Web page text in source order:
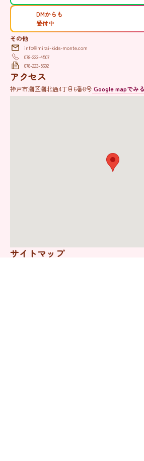
DMからも
受付中
その他
info@mirai-kids-monte.com
078-223-4507
078-223-5602
アクセス
神戸市灘区灘北通4丁目6番8号 Google mapでみる
サイトマップ